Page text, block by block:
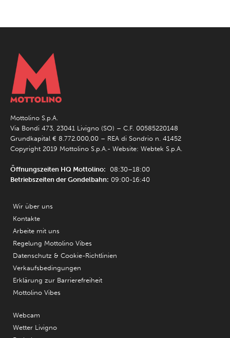
Mottolino S.p.A.
Via Bondi 473, 23041 Livigno (SO) – C.F. 00585220148
Grundkapital € 8.772.000,00 – REA di Sondrio n. 41452
Copyright 2019 Mottolino S.p.A.- Website: Webtek S.p.A.
Öffnungszeiten HQ Mottolino: 08:30–18:00
Betriebszeiten der Gondelbahn: 09:00-16:40
Wir über uns
Kontakte
Arbeite mit uns
Regelung Mottolino Vibes
Datenschutz & Cookie-Richtlinien
Verkaufsbedingungen
Erklärung zur Barrierefreiheit
Mottolino Vibes
Webcam
Wetter Livigno